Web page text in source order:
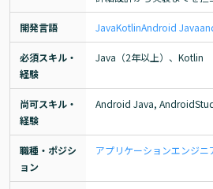
開発言語 JavaKotlinAndroid Java
必須スキル・
経験
Java（2年以上）、Kotlin
尚可スキル・
経験
Android Java,
職種・ポジシ
ョン
アプリケーションエンジニ